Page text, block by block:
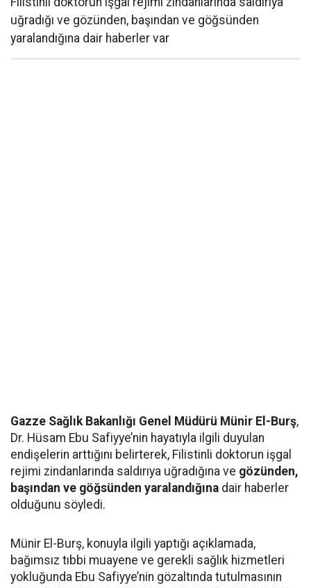
uğradığı ve gözünden, başından ve göğsünden
yaralandığına dair haberler var
Gazze Sağlık Bakanlığı Genel Müdürü Münir El-Burş,
Dr. Hüsam Ebu Safiyye’nin hayatıyla ilgili duyulan
endişelerin arttığını belirterek, Filistinli doktorun işgal
rejimi zindanlarında saldırıya uğradığına ve gözünden,
başından ve göğsünden yaralandığına dair haberler
olduğunu söyledi.
Münir El-Burş, konuyla ilgili yaptığı açıklamada,
bağımsız tıbbi muayene ve gerekli sağlık hizmetleri
yokluğunda Ebu Safiyye’nin gözaltında tutulmasının